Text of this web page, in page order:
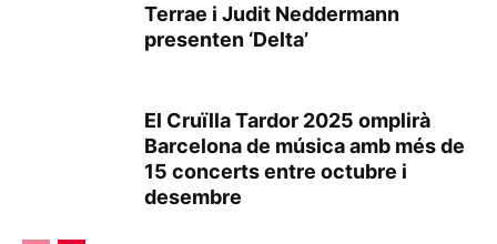
Terrae i Judit Neddermann
presenten ‘Delta’
El Cruïlla Tardor 2025 omplirà
Barcelona de música amb més de
15 concerts entre octubre i
desembre